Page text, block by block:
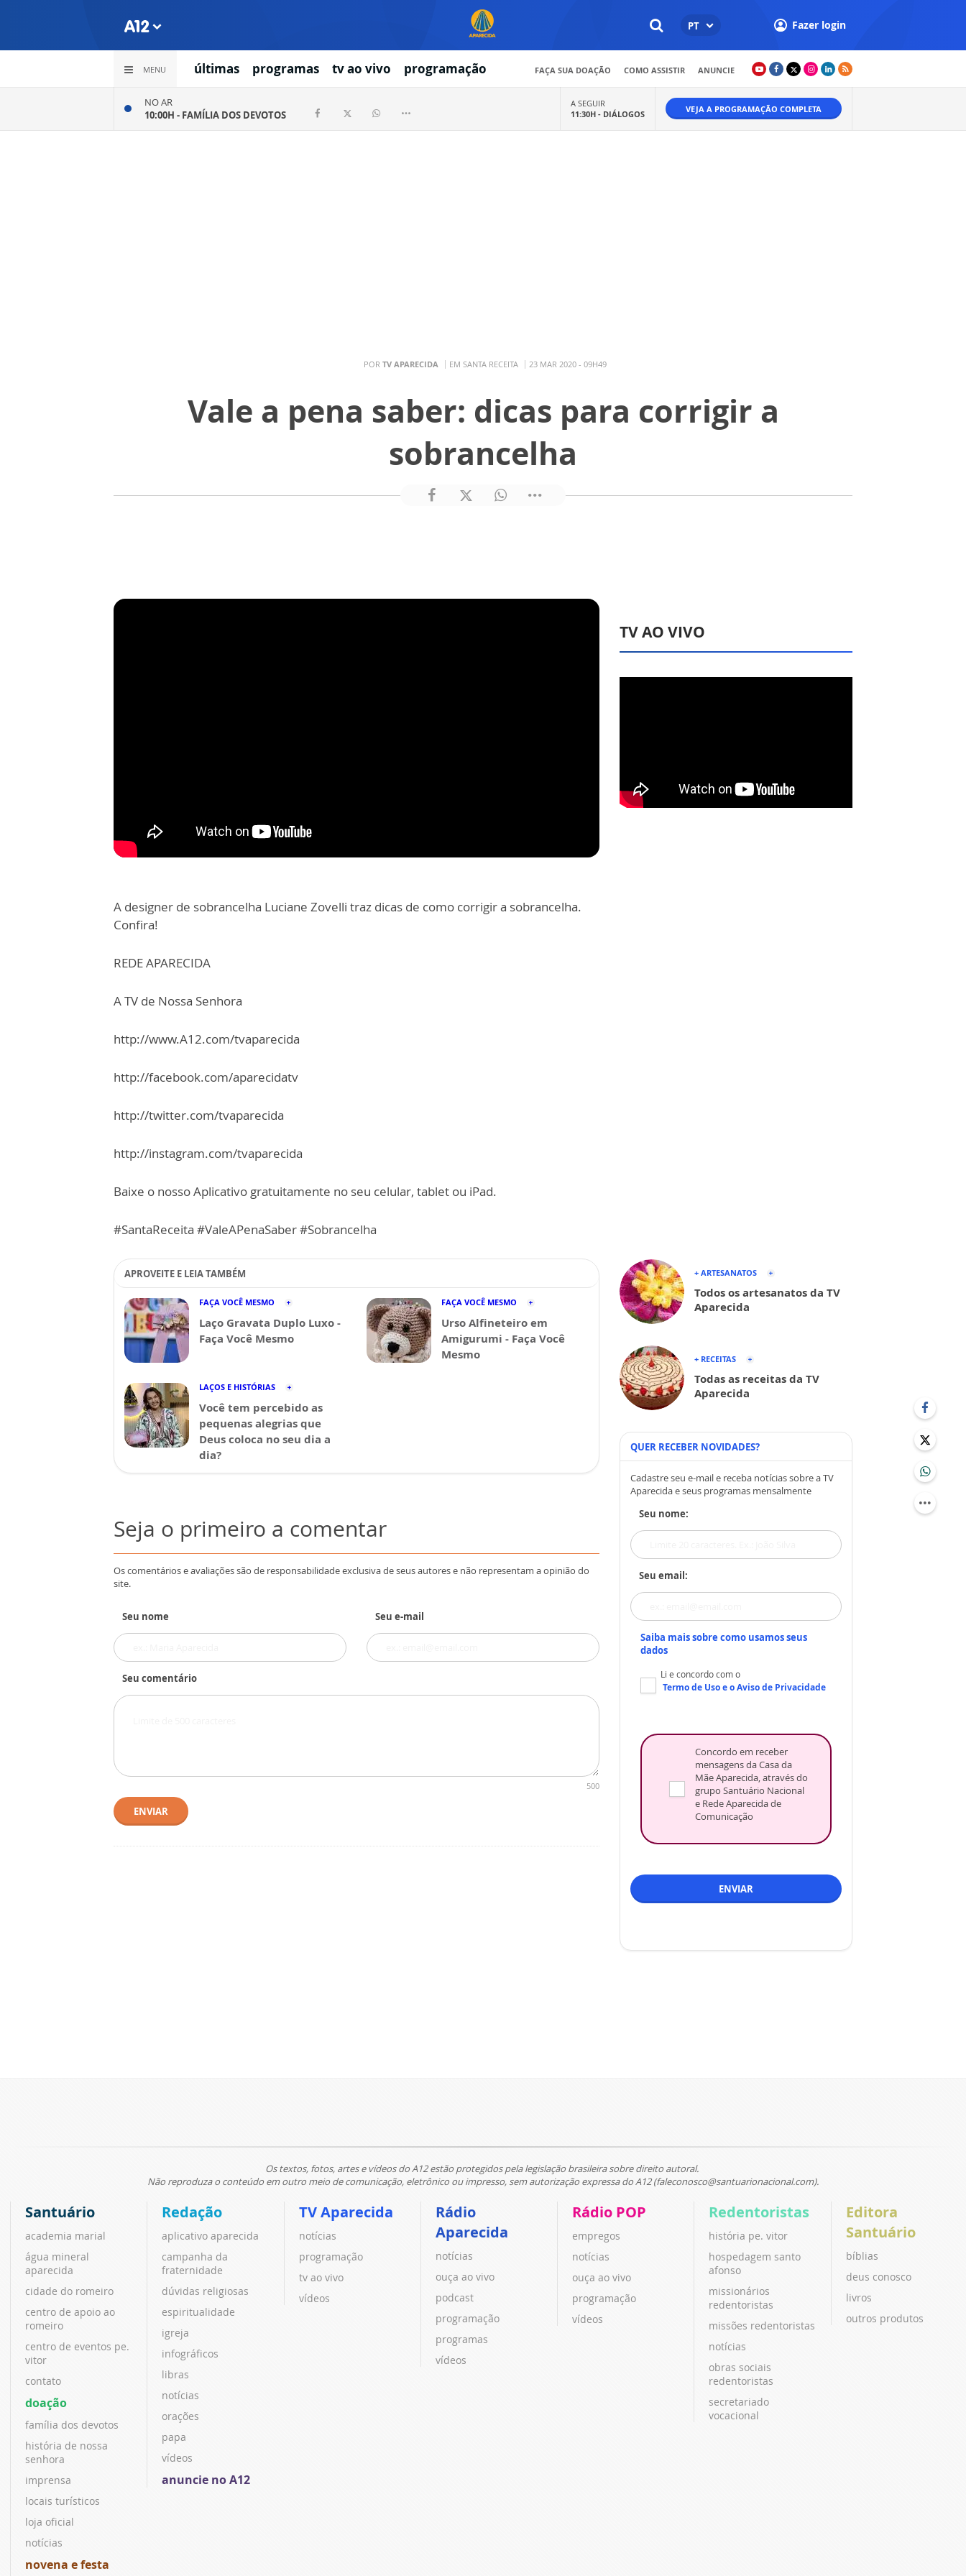
PT Fazer login
MENU últimas programas tv ao vivo programação FAÇA SUA DOAÇÃO COMO ASSISTIR ANUNCIE
NO AR
10:00H - FAMÍLIA DOS DEVOTOS
A SEGUIR
11:30H - DIÁLOGOS VEJA A PROGRAMAÇÃO COMPLETA
POR TV APARECIDA EM SANTA RECEITA 23 MAR 2020 - 09H49
Vale a pena saber: dicas para corrigir a
sobrancelha
A designer de sobrancelha Luciane Zovelli traz dicas de como corrigir a sobrancelha.
Confira!
REDE APARECIDA
A TV de Nossa Senhora
http://www.A12.com/tvaparecida
http://facebook.com/aparecidatv
http://twitter.com/tvaparecida
http://instagram.com/tvaparecida
Baixe o nosso Aplicativo gratuitamente no seu celular, tablet ou iPad.
#SantaReceita #ValeAPenaSaber #Sobrancelha
APROVEITE E LEIA TAMBÉM
FAÇA VOCÊ MESMO
Laço Gravata Duplo Luxo -
Faça Você Mesmo
FAÇA VOCÊ MESMO
Urso Alfineteiro em
Amigurumi - Faça Você
Mesmo
LAÇOS E HISTÓRIAS
Você tem percebido as
pequenas alegrias que
Deus coloca no seu dia a
dia?
Seja o primeiro a comentar
Os comentários e avaliações são de responsabilidade exclusiva de seus autores e não representam a opinião do
site.
Seu nome Seu e-mail
Seu comentário
500
ENVIAR
TV AO VIVO
+ ARTESANATOS
Todos os artesanatos da TV
Aparecida
+ RECEITAS
Todas as receitas da TV
Aparecida
QUER RECEBER NOVIDADES?
Cadastre seu e-mail e receba notícias sobre a TV
Aparecida e seus programas mensalmente
Seu nome:
Seu email:
Saiba mais sobre como usamos seus
dados
Li e concordo com o
Termo de Usoe oAviso de Privacidade
Concordo em receber
mensagens da Casa da
Mãe Aparecida, através do
grupo Santuário Nacional
e Rede Aparecida de
Comunicação
ENVIAR
Os textos, fotos, artes e vídeos do A12 estão protegidos pela legislação brasileira sobre direito autoral.
Não reproduza o conteúdo em outro meio de comunicação, eletrônico ou impresso, sem autorização expressa do A12 (faleconosco@santuarionacional.com).
Santuário
academia marial
água mineral
aparecida
cidade do romeiro
centro de apoio ao
romeiro
centro de eventos pe.
vitor
contato
doação
família dos devotos
história de nossa
senhora
imprensa
locais turísticos
loja oficial
notícias
novena e festa
Redação
aplicativo aparecida
campanha da
fraternidade
dúvidas religiosas
espiritualidade
igreja
infográficos
libras
notícias
orações
papa
vídeos
anuncie no A12
TV Aparecida
notícias
programação
tv ao vivo
vídeos
Rádio
Aparecida
notícias
ouça ao vivo
podcast
programação
programas
vídeos
Rádio POP
empregos
notícias
ouça ao vivo
programação
vídeos
Redentoristas
história pe. vitor
hospedagem santo
afonso
missionários
redentoristas
missões redentoristas
notícias
obras sociais
redentoristas
secretariado
vocacional
Editora
Santuário
bíblias
deus conosco
livros
outros produtos